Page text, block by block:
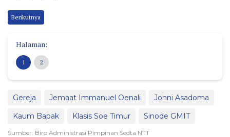
Berikutnya
Halaman:
1 2
Gereja Jemaat Immanuel Oenali
Johni Asadoma
Kaum Bapak
Klasis Soe Timur Sinode GMIT
Sumber: Biro Administrasi Pimpinan Sedta NTT